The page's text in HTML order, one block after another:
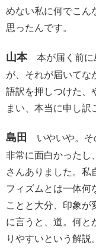
めない私に何でこん
思ったんです。
山本本が届く前に
が、それが届いてな
語訳を押しつけた、
まい、本当に申し訳
島田
いやいや。そ
非常に面白かったし
さんありました。私
フィズムとは一体何
ことと大分、印象が
に言うと、道。何と
りやすいという解説